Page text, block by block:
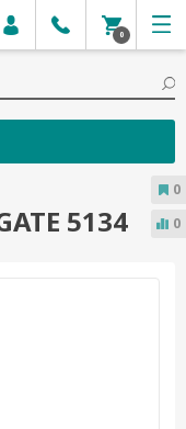
0
5134
0
0